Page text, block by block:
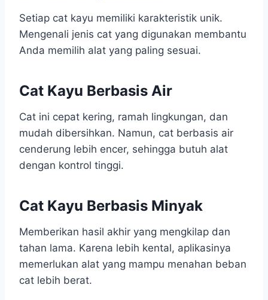
Setiap cat kayu memiliki karakteristik unik.
Mengenali jenis cat yang digunakan membantu
Anda memilih alat yang paling sesuai.
Cat Kayu Berbasis Air
Cat ini cepat kering, ramah lingkungan, dan
mudah dibersihkan. Namun, cat berbasis air
cenderung lebih encer, sehingga butuh alat
dengan kontrol tinggi.
Cat Kayu Berbasis Minyak
Memberikan hasil akhir yang mengkilap dan
tahan lama. Karena lebih kental, aplikasinya
memerlukan alat yang mampu menahan beban
cat lebih berat.